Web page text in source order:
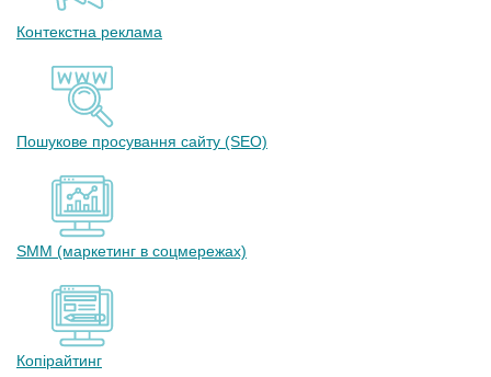
Контекстна реклама
Пошукове просування сайту (SEO)
SMM (маркетинг в соцмережах)
Копірайтинг